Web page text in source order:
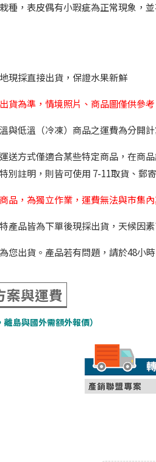
種，表皮偶有小瑕疵為正常現象，
現採直接出貨，保證水果新鮮
貨為準，情境照片、商品圖僅供參
與低溫（冷凍）商品之運費為分開
送方式僅適合某些特定商品，在商
別註明，則皆可使用 7-11取貨、郵
品，為獨立作業，運費無法與市集
產品皆為下單後現採出貨，天候因
您出貨。產品若有問題，請於48小
案與運費
離島與國外需額外報價）